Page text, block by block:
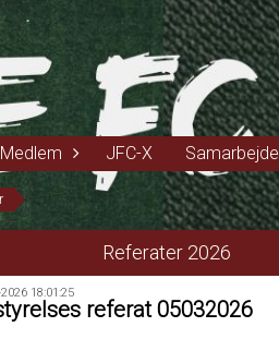
Medlem JFC-X Samarbejde
Referater 2026
18:01:25
referat 05032026